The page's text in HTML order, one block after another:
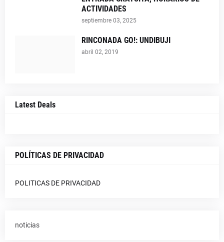
ACTIVIDADES
septiembre 03, 2025
RINCONADA GO!: UNDIBUJI
abril 02, 2019
Latest Deals
POLÍTICAS DE PRIVACIDAD
POLITICAS DE PRIVACIDAD
noticias